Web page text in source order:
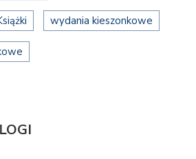
wydania kieszonkowe